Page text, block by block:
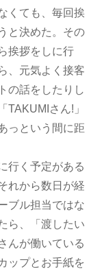
くても、毎回挨
と決めた。その
挨拶をしに行
、元気よく接客
の話をしたりし
TAKUMIさん!」
っという間に距
行く予定がある
れから数日が経
ブル担当ではな
ら、「渡したい
んが働いている
ップとお手紙を